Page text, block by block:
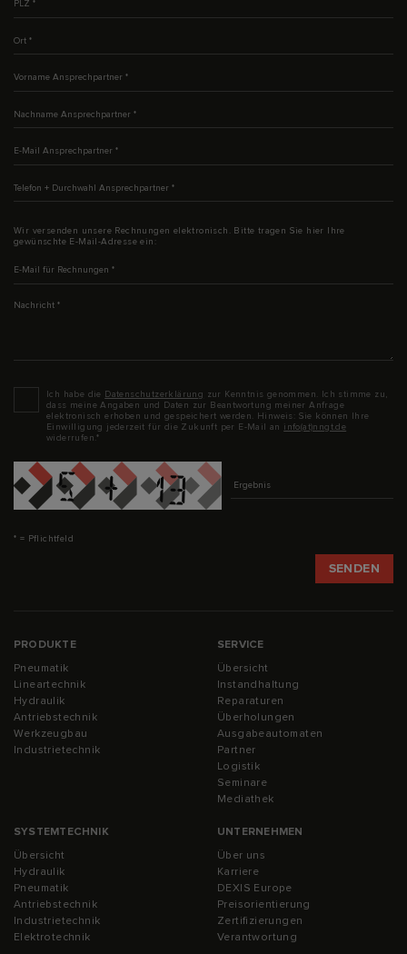
Wir versenden unsere Rechnungen elektronisch. Bitte tragen Sie hier Ihre
gewünschte E-Mail-Adresse ein:
Datenschutz*
Ich habe die Datenschutzerklärung zur Kenntnis genommen. Ich stimme zu,
dass meine Angaben und Daten zur Beantwortung meiner Anfrage
elektronisch erhoben und gespeichert werden. Hinweis: Sie können Ihre
Einwilligung jederzeit für die Zukunft per E-Mail an info(at)nngt.de
widerrufen.*
Captcha
* = Pflichtfeld
PRODUKTE
Pneumatik
Lineartechnik
Hydraulik
Antriebstechnik
Werkzeugbau
Industrietechnik
SERVICE
Übersicht
Instandhaltung
Reparaturen
Überholungen
Ausgabeautomaten
Partner
Logistik
Seminare
Mediathek
SYSTEMTECHNIK
Übersicht
Hydraulik
Pneumatik
Antriebstechnik
Industrietechnik
Elektrotechnik
UNTERNEHMEN
Über uns
Karriere
DEXIS Europe
Preisorientierung
Zertifizierungen
Verantwortung